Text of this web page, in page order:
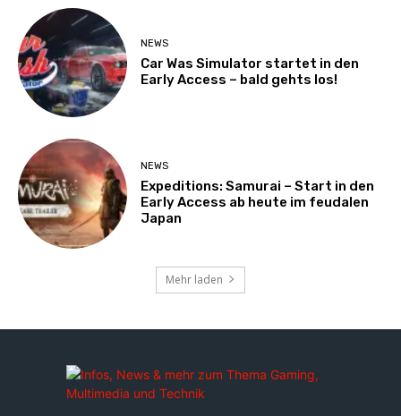
NEWS
Car Was Simulator startet in den
Early Access – bald gehts los!
NEWS
Expeditions: Samurai – Start in den
Early Access ab heute im feudalen
Japan
Mehr laden